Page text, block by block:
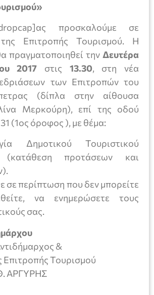
προσκαλούμε σε
Επιτροπής Τουρισμού. Η
πραγματοποιηθεί την Δευτέρα
2017 στις 13.30, στη νέα
των Επιτροπών του
(δίπλα στην αίθουσα
Μερκούρη), επί της οδού
(1ος όροφος ), με θέμα:
Δημοτικού Τουριστικού
(κατάθεση προτάσεων και
σε περίπτωση που δεν μπορείτε
να ενημερώσετε τους
σας.
&
Επιτροπής Τουρισμού
ΑΡΓΥΡΗΣ